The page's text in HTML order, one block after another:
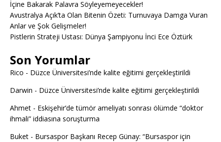
İçine Bakarak Palavra Söyleyemeyecekler!
Avustralya Açık’ta Olan Bitenin Özeti: Turnuvaya Damga Vuran
Anlar ve Şok Gelişmeler!
Pistlerin Strateji Ustası: Dünya Şampiyonu İnci Ece Öztürk
Son Yorumlar
Rico - Düzce Üniversitesi’nde kalite eğitimi gerçekleştirildi
Darwin - Düzce Üniversitesi’nde kalite eğitimi gerçekleştirildi
Ahmet - Eskişehir’de tümör ameliyatı sonrası ölümde “doktor
ihmali” iddiasına soruşturma
Buket - Bursaspor Başkanı Recep Günay: “Bursaspor için